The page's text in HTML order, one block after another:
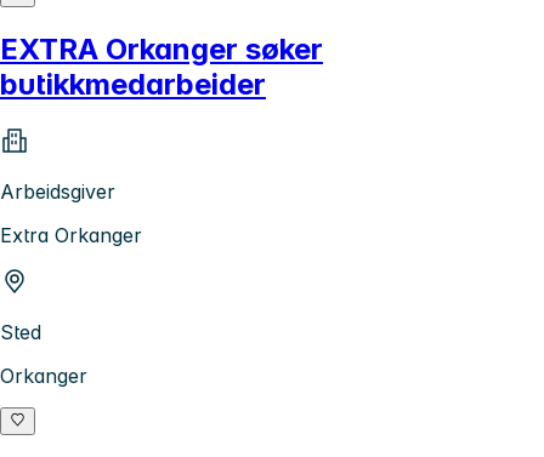
EXTRA Orkanger søker
butikkmedarbeider
Arbeidsgiver
Extra Orkanger
Sted
Orkanger